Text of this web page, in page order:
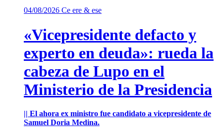
04/08/2026 Ce ere & ese
«Vicepresidente defacto y
experto en deuda»: rueda la
cabeza de Lupo en el
Ministerio de la Presidencia
|| El ahora ex ministro fue candidato a vicepresidente de
Samuel Doria Medina.